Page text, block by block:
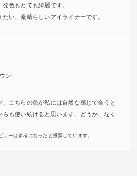
色もとても綺麗です。
い、素晴らしいアイライナーです。
ン
こちらの色が私には自然な感じで合うと
も使い続けると思います。どうか、なく
ューは参考になったと投票しています。